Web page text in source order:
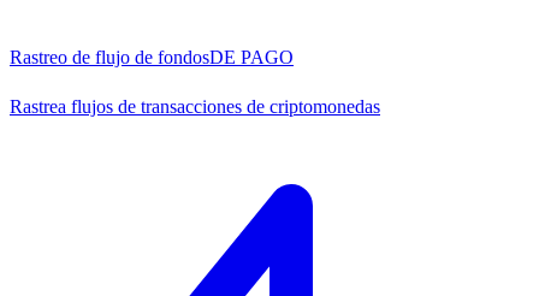
Rastreo de flujo de fondosDE PAGO
Rastrea flujos de transacciones de criptomonedas